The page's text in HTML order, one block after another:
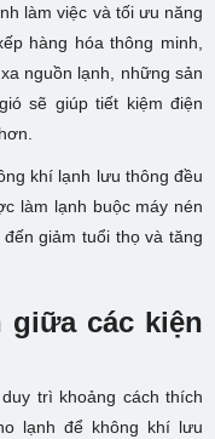
làm việc và tối ưu năng
hàng hóa thông minh,
nguồn lạnh, những sản
sẽ giúp tiết kiệm điện
khí lạnh lưu thông đều
làm lạnh buộc máy nén
giảm tuổi thọ và tăng
giữa các kiện
trì khoảng cách thích
lạnh để không khí lưu